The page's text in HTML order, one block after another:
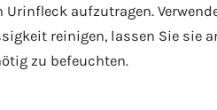
aufzutragen.
reinigen, lassen Sie sie
zu befeuchten.